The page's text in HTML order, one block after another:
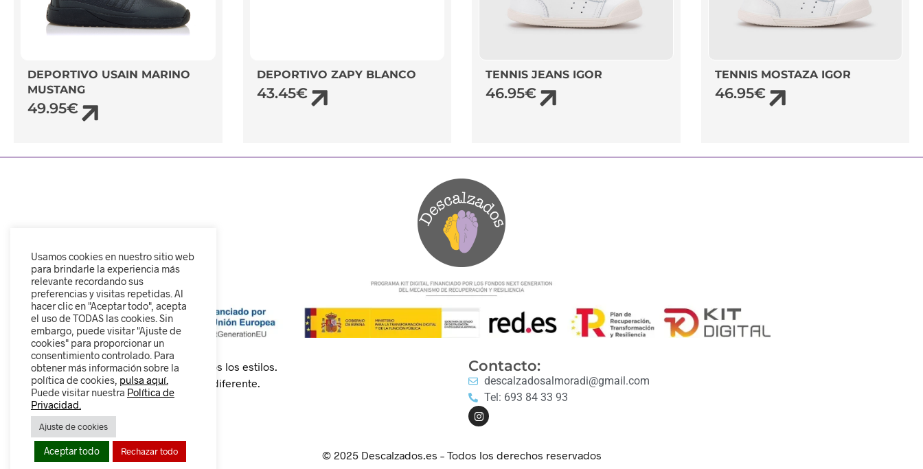
DEPORTIVO USAIN MARINO
MUSTANG
49.95€
DEPORTIVO ZAPY BLANCO
43.45€
TENNIS JEANS IGOR
46.95€
TENNIS MOSTAZA IGOR
46.95€
Calzado cómodo, moderno y para todos los estilos.
Descubre nuestra colección y camina diferente.
Contacto:
descalzadosalmoradi@gmail.com
Tel: 693 84 33 93
© 2025 Descalzados.es – Todos los derechos reservados
Usamos cookies en nuestro sitio web
para brindarle la experiencia más
relevante recordando sus
preferencias y visitas repetidas. Al
hacer clic en "Aceptar todo", acepta
el uso de TODAS las cookies. Sin
embargo, puede visitar "Ajuste de
cookies" para proporcionar un
consentimiento controlado. Para
obtener más información sobre la
política de cookies, pulsa aquí.
Puede visitar nuestra Política de
Privacidad.
Ajuste de cookies
Aceptar todo Rechazar todo